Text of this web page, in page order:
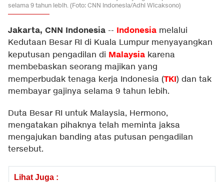
selama 9 tahun lebih. (Foto: CNN Indonesia/Adhi Wicaksono)
Jakarta, CNN Indonesia -- Indonesia melalui
Kedutaan Besar RI di Kuala Lumpur menyayangkan
keputusan pengadilan di Malaysia karena
membebaskan seorang majikan yang
memperbudak tenaga kerja Indonesia (TKI) dan tak
membayar gajinya selama 9 tahun lebih.
Duta Besar RI untuk Malaysia, Hermono,
mengatakan pihaknya telah meminta jaksa
mengajukan banding atas putusan pengadilan
tersebut.
Lihat Juga :